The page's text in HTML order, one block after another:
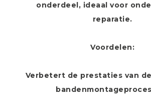
onderdeel, ideaal voor
reparatie.
Voordelen:
Verbetert de prestaties van